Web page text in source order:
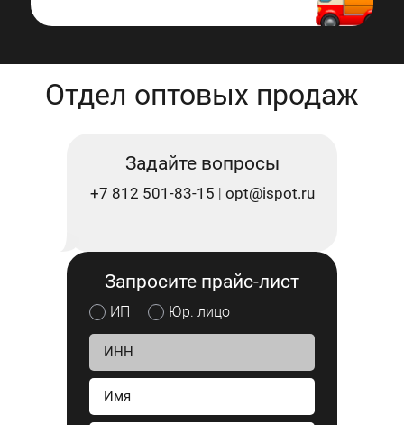
Отдел оптовых продаж
Задайте вопросы
+7 812 501-83-15 | opt@ispot.ru
Запросите прайс-лист
ИП Юр. лицо